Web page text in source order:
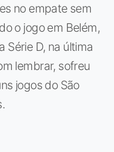
no empate sem
o jogo em Belém,
Série D, na última
lembrar, sofreu
jogos do São